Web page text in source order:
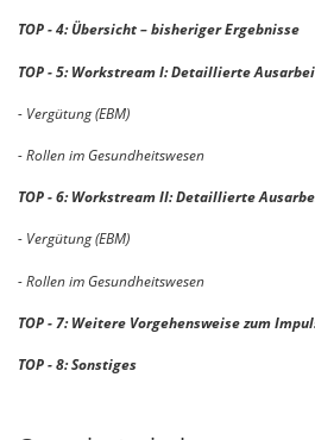
TOP - 4: Übersicht – bisheriger Ergebnisse
TOP - 5: Workstream I:Detaillierte
- Vergütung (EBM)
- Rollen im Gesundheitswesen
TOP - 6: Workstream II:Detaillierte
- Vergütung (EBM)
- Rollen im Gesundheitswesen
TOP - 7: Weitere Vorgehensweise zum
TOP - 8: Sonstiges